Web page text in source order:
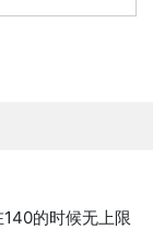
的时候无上限